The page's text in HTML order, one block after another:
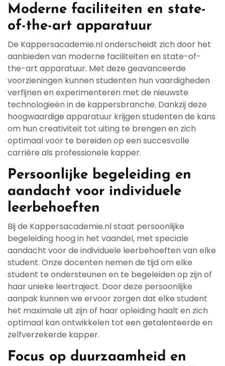
Moderne faciliteiten en state-
of-the-art apparatuur
De Kappersacademie.nl onderscheidt zich door het
aanbieden van moderne faciliteiten en state-of-
the-art apparatuur. Met deze geavanceerde
voorzieningen kunnen studenten hun vaardigheden
verfijnen en experimenteren met de nieuwste
technologieën in de kappersbranche. Dankzij deze
hoogwaardige apparatuur krijgen studenten de kans
om hun creativiteit tot uiting te brengen en zich
optimaal voor te bereiden op een succesvolle
carrière als professionele kapper.
Persoonlijke begeleiding en
aandacht voor individuele
leerbehoeften
Bij de Kappersacademie.nl staat persoonlijke
begeleiding hoog in het vaandel, met speciale
aandacht voor de individuele leerbehoeften van elke
student. Onze docenten nemen de tijd om elke
student te ondersteunen en te begeleiden op zijn of
haar unieke leertraject. Door deze persoonlijke
aanpak kunnen we ervoor zorgen dat elke student
het maximale uit zijn of haar opleiding haalt en zich
optimaal kan ontwikkelen tot een getalenteerde en
zelfverzekerde kapper.
Focus op duurzaamheid en